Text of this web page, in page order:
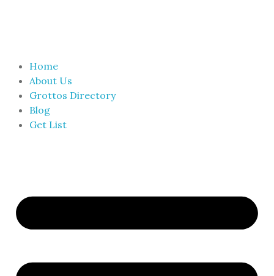
Home
About Us
Grottos Directory
Blog
Get List